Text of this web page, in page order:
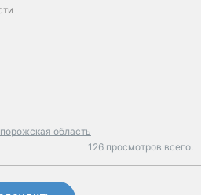
область
126 просмотров всего.